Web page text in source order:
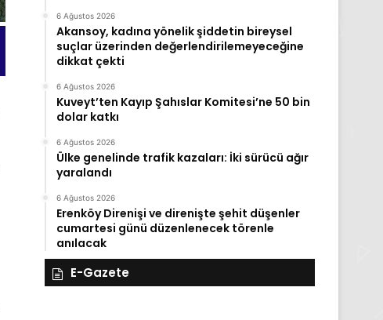
6 Ağustos 2026
Akansoy, kadına yönelik şiddetin bireysel
suçlar üzerinden değerlendirilemeyeceğine
dikkat çekti
6 Ağustos 2026
Kuveyt’ten Kayıp Şahıslar Komitesi’ne 50 bin
dolar katkı
6 Ağustos 2026
Ülke genelinde trafik kazaları: İki sürücü ağır
yaralandı
6 Ağustos 2026
Erenköy Direnişi ve direnişte şehit düşenler
cumartesi günü düzenlenecek törenle
anılacak
E-Gazete